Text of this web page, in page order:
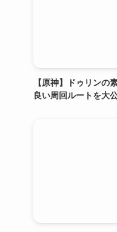
【原神】ドゥリンの
良い周回ルートを大